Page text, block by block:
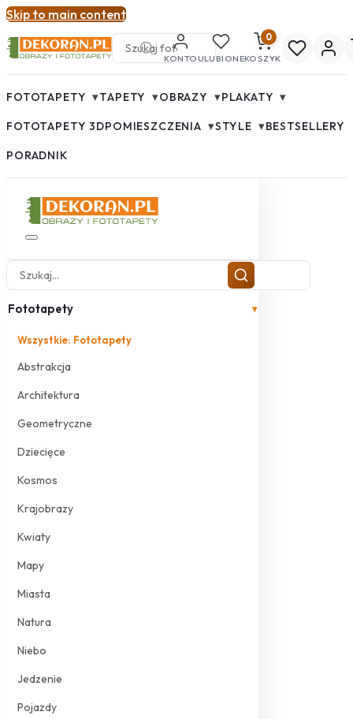
Skip to main content
KONTOULUBIONE
0
KOSZYK
FOTOTAPETY ▾TAPETY ▾OBRAZY ▾PLAKATY ▾
FOTOTAPETY 3DPOMIESZCZENIA ▾STYLE ▾BESTSELLERY
PORADNIK
Fototapety ▾
Wszystkie: Fototapety
Abstrakcja
Architektura
Geometryczne
Dziecięce
Kosmos
Krajobrazy
Kwiaty
Mapy
Miasta
Natura
Niebo
Jedzenie
Pojazdy